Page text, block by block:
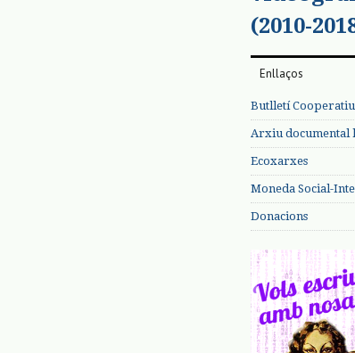
(2010-
Enllaços
Butlletí Cooperatiu
Arxiu documental
Ecoxarxes
Moneda Social-
Donacions